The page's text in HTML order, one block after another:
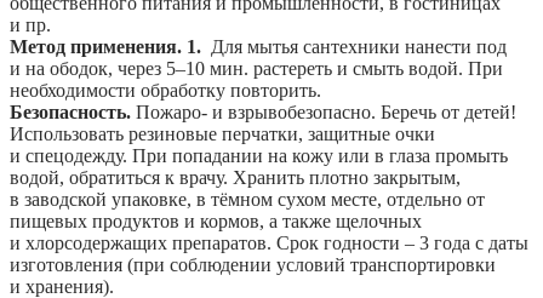
и пр.
Метод применения. 1. Для мытья сантехники нанести под
и на ободок, через 5–10 мин. растереть и смыть водой. При
необходимости обработку повторить.
Безопасность. Пожаро- и взрывобезопасно. Беречь от детей!
Использовать резиновые перчатки, защитные очки
и спецодежду. При попадании на кожу или в глаза промыть
водой, обратиться к врачу. Хранить плотно закрытым,
в заводской упаковке, в тёмном сухом месте, отдельно от
пищевых продуктов и кормов, а также щелочных
и хлорсодержащих препаратов. Срок годности – 3 года с даты
изготовления (при соблюдении условий транспортировки
и хранения).